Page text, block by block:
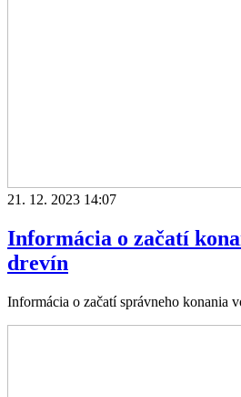
21. 12. 2023 14:07
Informácia o začatí
drevín
Informácia o začatí správneho konania